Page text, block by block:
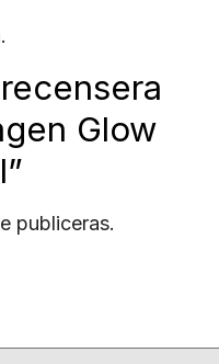
Glow
publiceras.